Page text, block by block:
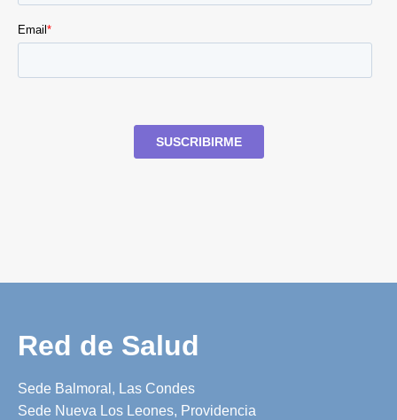
Red de Salud
Sede Balmoral, Las Condes
Sede Nueva Los Leones, Providencia